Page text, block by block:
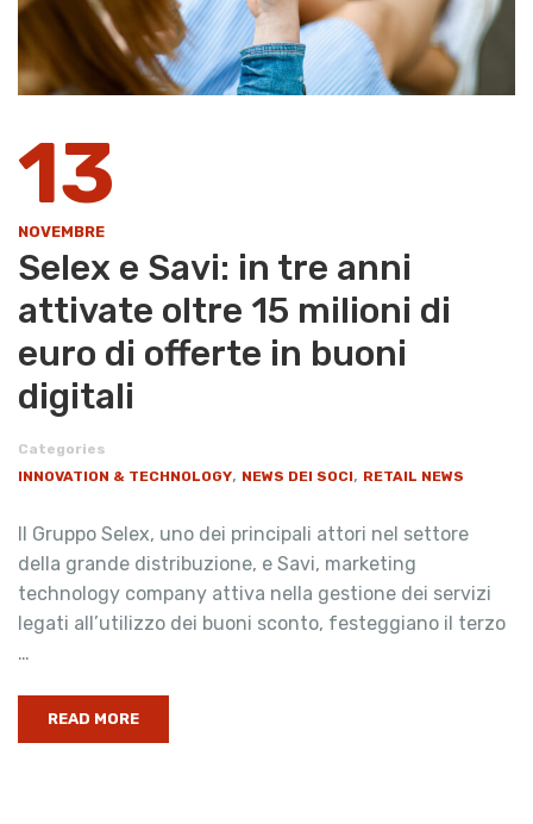
13
NOVEMBRE
Selex e Savi: in tre anni
attivate oltre 15 milioni di
euro di offerte in buoni
digitali
Categories
INNOVATION & TECHNOLOGY, NEWS DEI SOCI, RETAIL NEWS
Il Gruppo Selex, uno dei principali attori nel settore
della grande distribuzione, e Savi, marketing
technology company attiva nella gestione dei servizi
legati all’utilizzo dei buoni sconto, festeggiano il terzo
…
READ MORE